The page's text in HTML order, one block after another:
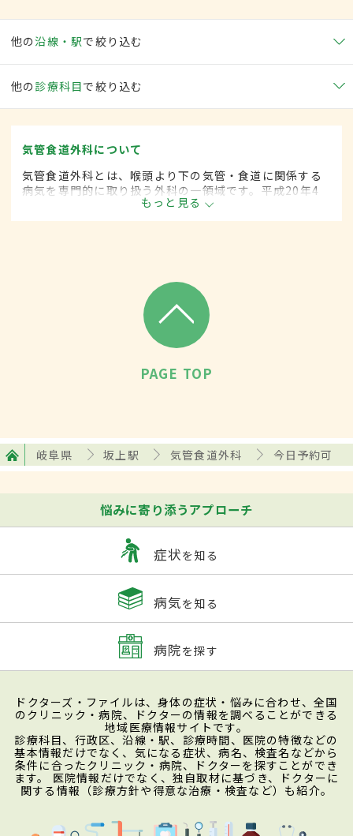
他の沿線・駅で絞り込む
他の 診療科目で絞り込む
気管食道外科について
気管食道外科とは、喉頭より下の気管・食道に関係する
病気を専門的に取り扱う外科の一領域です。平成20年4
月の制度改正前は、気管食道科と呼ばれていました。
もっと見る
PAGE TOP
岐阜県 坂上駅 気管食道外科 今日予約可
悩みに寄り添うアプローチ
症状を知る
病気を知る
病院を探す
ドクターズ・ファイルは、身体の症状・悩みに合わせ、全国
のクリニック・病院、ドクターの情報を調べることができる
地域医療情報サイトです。
診療科目、行政区、沿線・駅、診療時間、医院の特徴などの
基本情報だけでなく、気になる症状、病名、検査名などから
条件に合ったクリニック・病院、ドクターを探すことができ
ます。 医院情報だけでなく、独自取材に基づき、ドクターに
関する情報（診療方針や得意な治療・検査など）も紹介。